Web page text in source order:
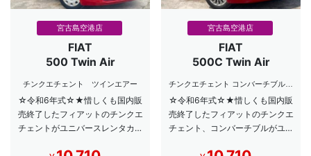
宮古島空港店
FIAT
500 Twin Air
チンクエチェント ツインエアー
☆令和6年式☆★惜しくも国内販
売終了したフィアットのチンクエ
チェントがユニバースレンタカー
宮古島空港店
FIAT
500C Twin Air
チンクエチェント コンバーチブル
☆令和6年式☆★惜しくも国内販
売終了したフィアットのチンクエ
チェント、コンバーチブルがユニ